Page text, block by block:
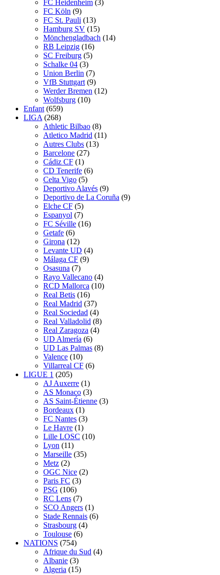
FC Heidenheim (3)
FC Köln (9)
FC St. Pauli (13)
Hamburg SV (15)
Mönchengladbach (14)
RB Leipzig (16)
SC Freiburg (5)
Schalke 04 (3)
Union Berlin (7)
VfB Stuttgart (9)
Werder Bremen (12)
Wolfsburg (10)
Enfant (659)
LIGA (268)
Athletic Bilbao (8)
Atletico Madrid (11)
Autres Clubs (13)
Barcelone (27)
Cádiz CF (1)
CD Tenerife (6)
Celta Vigo (5)
Deportivo Alavés (9)
Deportivo de La Coruña (9)
Elche CF (5)
Espanyol (7)
FC Séville (16)
Getafe (6)
Girona (12)
Levante UD (4)
Málaga CF (9)
Osasuna (7)
Rayo Vallecano (4)
RCD Mallorca (10)
Real Betis (16)
Real Madrid (37)
Real Sociedad (4)
Real Valladolid (8)
Real Zaragoza (4)
UD Almería (6)
UD Las Palmas (8)
Valence (10)
Villarreal CF (6)
LIGUE 1 (205)
AJ Auxerre (1)
AS Monaco (3)
AS Saint-Étienne (3)
Bordeaux (1)
FC Nantes (3)
Le Havre (1)
Lille LOSC (10)
Lyon (11)
Marseille (35)
Metz (2)
OGC Nice (2)
Paris FC (3)
PSG (106)
RC Lens (7)
SCO Angers (1)
Stade Rennais (6)
Strasbourg (4)
Toulouse (6)
NATIONS (754)
Afrique du Sud (4)
Albanie (3)
Algeria (15)